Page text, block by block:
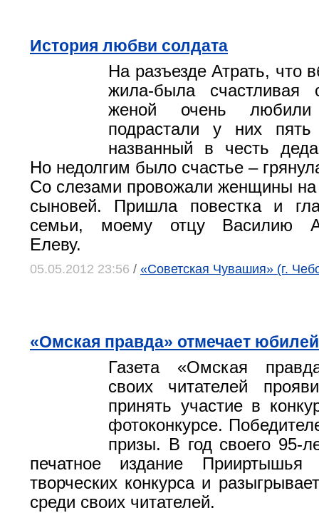
История любви солдата
На разъезде Атрать, что
жила-­была
женой очень
подрастали у них
названный в честь
Но недолгим было счастье –
Со слезами провожали женщины
сыновей. Пришла повестка и
семьи, моему отцу Василию
Елеву.
05.05.2012 23:56 / «Советская Чувашия» (г.
«Омская правда» отмечает
Газета «Омская
своих читателей
принять участие в
фотоконкурсе.
призы. В год своего 95-
печатное издание Прииртышья
творческих конкурса и
среди своих читателей.